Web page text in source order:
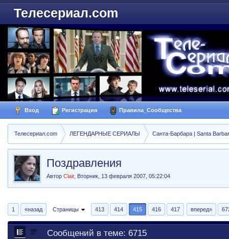
Телесериал.com
Вход Регистрация Правила_Сообщества
Телесериал.com ЛЕГЕНДАРНЫЕ СЕРИАЛЫ Санта-Барбара | Santa
Поздравления
АвторClair, Вторник, 13 февраля 2007, 05:22:04
1 «назад Страницы 413 414 415 416 417 вперед»
Сообщений в теме: 6715